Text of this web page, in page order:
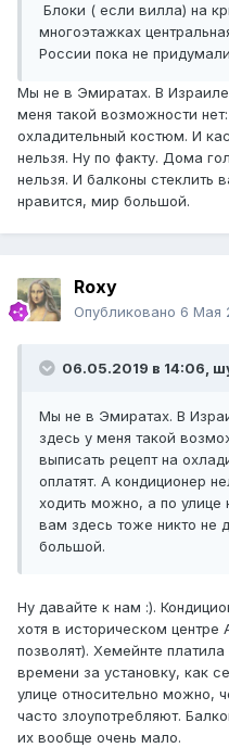
Блоки ( если вилла) на
многоэтажках
России пока не
Мы не в Эмиратах. В
меня такой возможности
охладительный костюм. И
нельзя. Ну по факту. Дома
нельзя. И балконы стеклить
нравится, мир большой.
Roxy
Опубликовано 6 Мая
06.05.2019 в 14:06,
Мы не в Эмиратах. В
здесь у меня такой
выписать рецепт на
оплатят. А кондиционер
ходить можно, а по улице
вам здесь тоже никто не
большой.
Ну давайте к нам :).
хотя в историческом
позволят). Хемейнте
времени за установку, как
улице относительно
часто злоупотребляют.
их вообще очень мало.